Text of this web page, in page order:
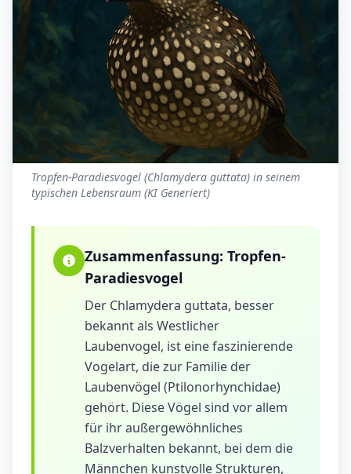
Tropfen-Paradiesvogel (Chlamydera guttata) in seinem
typischen Lebensraum (KI Generiert)
Zusammenfassung: Tropfen-
Paradiesvogel
Der Chlamydera guttata, besser
bekannt als Westlicher
Laubenvogel, ist eine faszinierende
Vogelart, die zur Familie der
Laubenvögel (Ptilonorhynchidae)
gehört. Diese Vögel sind vor allem
für ihr außergewöhnliches
Balzverhalten bekannt, bei dem die
Männchen kunstvolle Strukturen,